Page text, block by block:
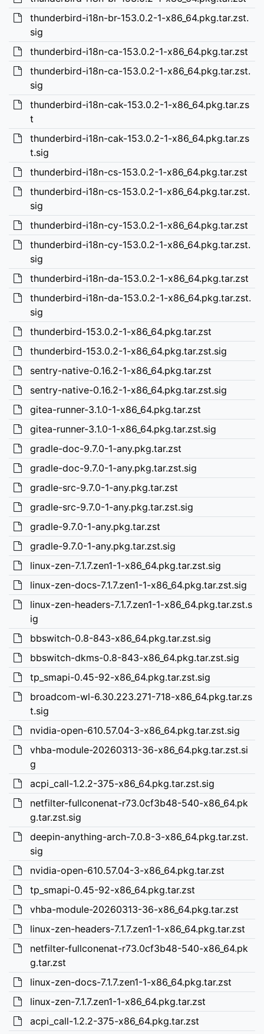
thunderbird-i18n-br-153.0.2-1-x86_64.pkg.tar.zst.
sig
thunderbird-i18n-ca-153.0.2-1-x86_64.pkg.tar.zst
thunderbird-i18n-ca-153.0.2-1-x86_64.pkg.tar.zst.
sig
thunderbird-i18n-cak-153.0.2-1-x86_64.pkg.tar.zs
t
thunderbird-i18n-cak-153.0.2-1-x86_64.pkg.tar.zs
t.sig
thunderbird-i18n-cs-153.0.2-1-x86_64.pkg.tar.zst
thunderbird-i18n-cs-153.0.2-1-x86_64.pkg.tar.zst.
sig
thunderbird-i18n-cy-153.0.2-1-x86_64.pkg.tar.zst
thunderbird-i18n-cy-153.0.2-1-x86_64.pkg.tar.zst.
sig
thunderbird-i18n-da-153.0.2-1-x86_64.pkg.tar.zst
thunderbird-i18n-da-153.0.2-1-x86_64.pkg.tar.zst.
sig
thunderbird-153.0.2-1-x86_64.pkg.tar.zst
thunderbird-153.0.2-1-x86_64.pkg.tar.zst.sig
sentry-native-0.16.2-1-x86_64.pkg.tar.zst
sentry-native-0.16.2-1-x86_64.pkg.tar.zst.sig
gitea-runner-3.1.0-1-x86_64.pkg.tar.zst
gitea-runner-3.1.0-1-x86_64.pkg.tar.zst.sig
gradle-doc-9.7.0-1-any.pkg.tar.zst
gradle-doc-9.7.0-1-any.pkg.tar.zst.sig
gradle-src-9.7.0-1-any.pkg.tar.zst
gradle-src-9.7.0-1-any.pkg.tar.zst.sig
gradle-9.7.0-1-any.pkg.tar.zst
gradle-9.7.0-1-any.pkg.tar.zst.sig
linux-zen-7.1.7.zen1-1-x86_64.pkg.tar.zst.sig
linux-zen-docs-7.1.7.zen1-1-x86_64.pkg.tar.zst.sig
linux-zen-headers-7.1.7.zen1-1-x86_64.pkg.tar.zst.s
ig
bbswitch-0.8-843-x86_64.pkg.tar.zst.sig
bbswitch-dkms-0.8-843-x86_64.pkg.tar.zst.sig
tp_smapi-0.45-92-x86_64.pkg.tar.zst.sig
broadcom-wl-6.30.223.271-718-x86_64.pkg.tar.zs
t.sig
nvidia-open-610.57.04-3-x86_64.pkg.tar.zst.sig
vhba-module-20260313-36-x86_64.pkg.tar.zst.si
g
acpi_call-1.2.2-375-x86_64.pkg.tar.zst.sig
netfilter-fullconenat-r73.0cf3b48-540-x86_64.pk
g.tar.zst.sig
deepin-anything-arch-7.0.8-3-x86_64.pkg.tar.zst.
sig
nvidia-open-610.57.04-3-x86_64.pkg.tar.zst
tp_smapi-0.45-92-x86_64.pkg.tar.zst
vhba-module-20260313-36-x86_64.pkg.tar.zst
linux-zen-headers-7.1.7.zen1-1-x86_64.pkg.tar.zst
netfilter-fullconenat-r73.0cf3b48-540-x86_64.pk
g.tar.zst
linux-zen-docs-7.1.7.zen1-1-x86_64.pkg.tar.zst
linux-zen-7.1.7.zen1-1-x86_64.pkg.tar.zst
acpi_call-1.2.2-375-x86_64.pkg.tar.zst